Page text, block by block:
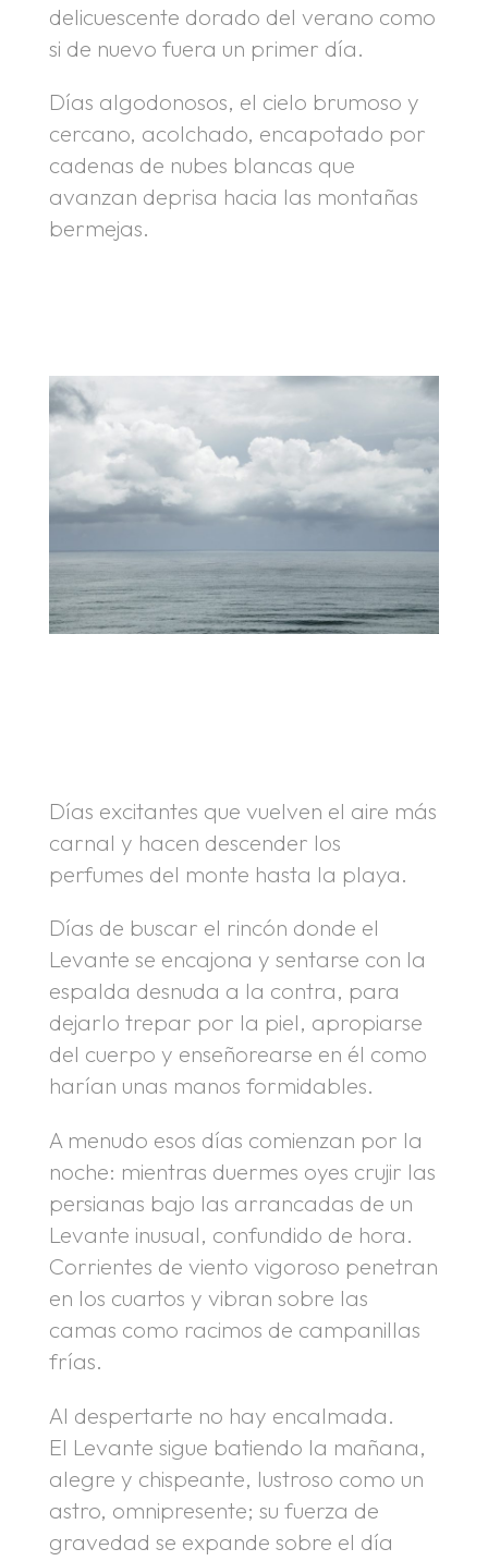
delicuescente dorado del verano como
si de nuevo fuera un primer día.
Días algodonosos, el cielo brumoso y
cercano, acolchado, encapotado por
cadenas de nubes blancas que
avanzan deprisa hacia las montañas
bermejas.
Días excitantes que vuelven el aire más
carnal y hacen descender los
perfumes del monte hasta la playa.
Días de buscar el rincón donde el
Levante se encajona y sentarse con la
espalda desnuda a la contra, para
dejarlo trepar por la piel, apropiarse
del cuerpo y enseñorearse en él como
harían unas manos formidables.
A menudo esos días comienzan por la
noche: mientras duermes oyes crujir las
persianas bajo las arrancadas de un
Levante inusual, confundido de hora.
Corrientes de viento vigoroso penetran
en los cuartos y vibran sobre las
camas como racimos de campanillas
frías.
Al despertarte no hay encalmada.
El Levante sigue batiendo la mañana,
alegre y chispeante, lustroso como un
astro, omnipresente; su fuerza de
gravedad se expande sobre el día